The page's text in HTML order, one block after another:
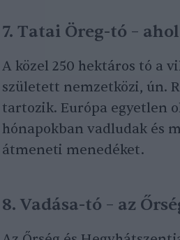
7. Tatai Öreg-tó –
A közel 250 hektáros tó a
született nemzetközi, ún.
tartozik. Európa egyetlen
hónapokban vadludak és
átmeneti menedéket.
8. Vadása-tó – az